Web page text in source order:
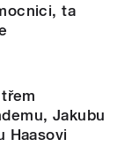
ta
Jakubu
Haasovi